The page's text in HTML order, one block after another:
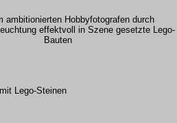
ambitionierten Hobbyfotografen durch
effektvoll in Szene gesetzte Lego-
Bauten
Lego-Steinen